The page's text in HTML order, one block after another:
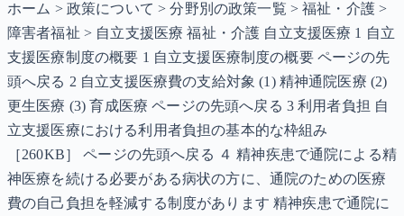
ホーム > 政策について > 分野別の政策一覧 > 福祉・介護 >
障害者福祉 > 自立支援医療 福祉・介護 自立支援医療 1 自立
支援医療制度の概要 1 自立支援医療制度の概要 ページの先
頭へ戻る 2 自立支援医療費の支給対象 (1) 精神通院医療 (2)
更生医療 (3) 育成医療 ページの先頭へ戻る 3 利用者負担 自
立支援医療における利用者負担の基本的な枠組み
［260KB］ ページの先頭へ戻る ４ 精神疾患で通院による精
神医療を続ける必要がある病状の方に、通院のための医療
費の自己負担を軽減する制度があります 精神疾患で通院に